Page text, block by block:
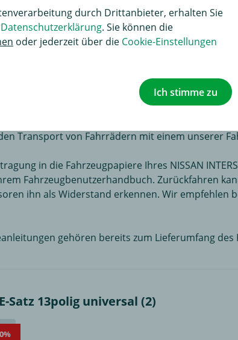
Loch Flanschkugel inklusive 13pol Elektrik
Elektrosatz, bereitet dieser Komplettsatz Ihr
Anhängerkupplung und Elektrik ermöglicht
Transport von Fahrrädern mit einem unserer
in die Fahrzeugpapiere Ihres NISSAN
Fahrzeugbenutzerhandbuch. Zurückfahren
ihn als Widerstand erkennen. Wir empfehlen
gehören bereits zum Lieferumfang
Satz 13polig universal (2)
durch Drittanbieter, erhalten Sie
Datenschutzerklärung. Sie können die
oder jederzeit über die Cookie-Einstellungen
Ich stimme zu